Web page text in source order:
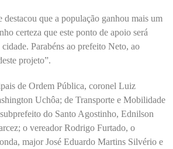
que a população ganhou mais um
certeza que este ponto de apoio será
Parabéns ao prefeito Neto, ao
projeto”.
de Ordem Pública, coronel Luiz
Uchôa; de Transporte e Mobilidade
do Santo Agostinho, Ednilson
o vereador Rodrigo Furtado, o
major José Eduardo Martins Silvério e